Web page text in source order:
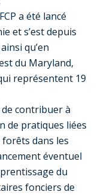
a été lancé
et s’est depuis
qu’en
du Maryland,
représentent 19
contribuer à
de pratiques liées
dans les
éventuel
du
fonciers de